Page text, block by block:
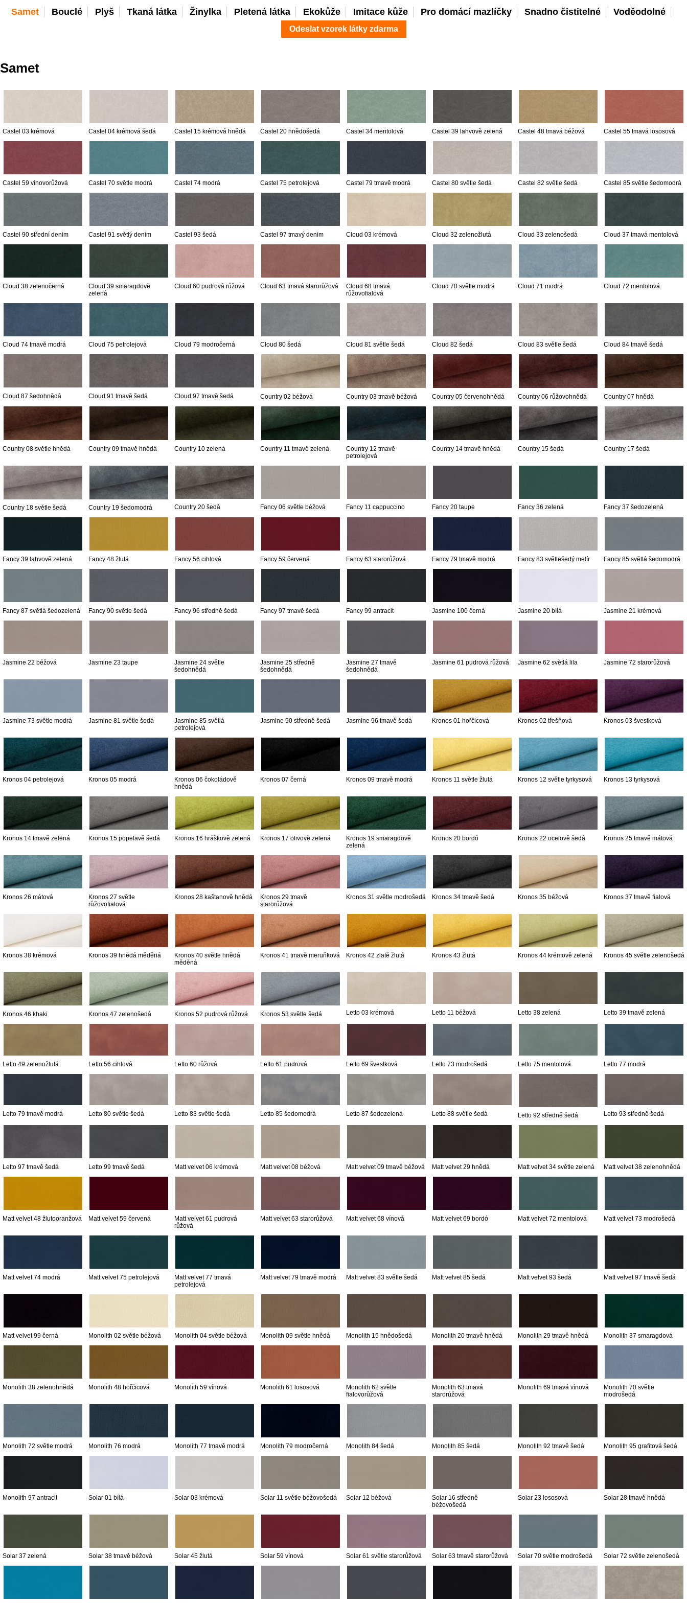
Samet Bouclé Plyš Tkaná látka Žinylka Pletená látka Ekokůže Imitace kůže Pro domácí mazlíčky Snadno čistitelné Voděodolné
Odeslat vzorek látky zdarma
Samet
Castel 03 krémová Castel 04 krémová šedá Castel 15 krémová hnědá Castel 20 hnědošedá Castel 34 mentolová Castel 39 lahvově zelená Castel 48 tmavá béžová Castel 55 tmavá lososová
Castel 59 vínovorůžová Castel 70 světle modrá Castel 74 modrá Castel 75 petrolejová Castel 79 tmavě modrá Castel 80 světle šedá Castel 82 světle šedá Castel 85 světle šedomodrá
Castel 90 střední denim Castel 91 světlý denim Castel 93 šedá Castel 97 tmavý denim Cloud 03 krémová Cloud 32 zelenožlutá Cloud 33 zelenošedá Cloud 37 tmavá mentolová
Cloud 38 zelenočerná
Cloud 39 smaragdově
zelená
Cloud 60 pudrová růžová Cloud 63 tmavá starorůžová
Cloud 68 tmavá
růžovofialová
Cloud 70 světle modrá Cloud 71 modrá Cloud 72 mentolová
Cloud 74 tmavě modrá Cloud 75 petrolejová Cloud 79 modročerná Cloud 80 šedá Cloud 81 světle šedá Cloud 82 šedá Cloud 83 světle šedá Cloud 84 tmavě šedá
Cloud 87 šedohnědá Cloud 91 tmavě šedá Cloud 97 tmavě šedá Country 02 béžová Country 03 tmavě béžová Country 05 červenohnědá Country 06 růžovohnědá Country 07 hnědá
Country 08 světle hnědá Country 09 tmavě hnědá Country 10 zelená Country 11 tmavě zelená
Country 12 tmavě
petrolejová
Country 14 tmavě hnědá Country 15 šedá Country 17 šedá
Country 18 světle šedá Country 19 šedomodrá Country 20 šedá Fancy 06 světle béžová Fancy 11 cappuccino Fancy 20 taupe Fancy 36 zelená Fancy 37 šedozelená
Fancy 39 lahvově zelená Fancy 48 žlutá Fancy 56 cihlová Fancy 59 červená Fancy 63 starorůžová Fancy 79 tmavě modrá Fancy 83 světlešedý melír Fancy 85 světlá šedomodrá
Fancy 87 světlá šedozelená Fancy 90 světle šedá Fancy 96 středně šedá Fancy 97 tmavě šedá Fancy 99 antracit Jasmine 100 černá Jasmine 20 bílá Jasmine 21 krémová
Jasmine 22 béžová Jasmine 23 taupe
Jasmine 24 světle
šedohnědá
Jasmine 25 středně
šedohnědá
Jasmine 27 tmavě
šedohnědá
Jasmine 61 pudrová růžová Jasmine 62 světlá lila Jasmine 72 starorůžová
Jasmine 73 světle modrá Jasmine 81 světle šedá
Jasmine 85 světlá
petrolejová
Jasmine 90 středně šedá Jasmine 96 tmavě šedá Kronos 01 hořčicová Kronos 02 třešňová Kronos 03 švestková
Kronos 04 petrolejová Kronos 05 modrá
Kronos 06 čokoládově
hnědá
Kronos 07 černá Kronos 09 tmavě modrá Kronos 11 světle žlutá Kronos 12 světle tyrkysová Kronos 13 tyrkysová
Kronos 14 tmavě zelená Kronos 15 popelavě šedá Kronos 16 hráškově zelená Kronos 17 olivově zelená
Kronos 19 smaragdově
zelená
Kronos 20 bordó Kronos 22 ocelově šedá Kronos 25 tmavě mátová
Kronos 26 mátová
Kronos 27 světle
růžovofialová
Kronos 28 kaštanově hnědá
Kronos 29 tmavě
starorůžová
Kronos 31 světle modrošedá Kronos 34 tmavě šedá Kronos 35 béžová Kronos 37 tmavě fialová
Kronos 38 krémová Kronos 39 hnědá měděná
Kronos 40 světle hnědá
měděná
Kronos 41 tmavě meruňková Kronos 42 zlatě žlutá Kronos 43 žlutá Kronos 44 krémově zelená Kronos 45 světle zelenošedá
Kronos 46 khaki Kronos 47 zelenošedá Kronos 52 pudrová růžová Kronos 53 světle šedá Letto 03 krémová Letto 11 béžová Letto 38 zelená Letto 39 tmavě zelená
Letto 49 zelenožlutá Letto 56 cihlová Letto 60 růžová Letto 61 pudrová Letto 69 švestková Letto 73 modrošedá Letto 75 mentolová Letto 77 modrá
Letto 79 tmavě modrá Letto 80 světle šedá Letto 83 světle šedá Letto 85 šedomodrá Letto 87 šedozelená Letto 88 světle šedá Letto 92 středně šedá Letto 93 středně šedá
Letto 97 tmavě šedá Letto 99 tmavě šedá Matt velvet 06 krémová Matt velvet 08 béžová Matt velvet 09 tmavě béžová Matt velvet 29 hnědá Matt velvet 34 světle zelená Matt velvet 38 zelenohnědá
Matt velvet 48 žlutooranžová Matt velvet 59 červená
Matt velvet 61 pudrová
růžová
Matt velvet 63 starorůžová Matt velvet 68 vínová Matt velvet 69 bordó Matt velvet 72 mentolová Matt velvet 73 modrošedá
Matt velvet 74 modrá Matt velvet 75 petrolejová
Matt velvet 77 tmavá
petrolejová
Matt velvet 79 tmavě modrá Matt velvet 83 světle šedá Matt velvet 85 šedá Matt velvet 93 šedá Matt velvet 97 tmavě šedá
Matt velvet 99 černá Monolith 02 světle béžová Monolith 04 světle béžová Monolith 09 světle hnědá Monolith 15 hnědošedá Monolith 20 tmavě hnědá Monolith 29 tmavě hnědá Monolith 37 smaragdová
Monolith 38 zelenohnědá Monolith 48 hořčicová Monolith 59 vínová Monolith 61 lososová
Monolith 62 světle
fialovorůžová
Monolith 63 tmavá
starorůžová
Monolith 69 tmavá vínová
Monolith 70 světle
modrošedá
Monolith 72 světle modrá Monolith 76 modrá Monolith 77 tmavě modrá Monolith 79 modročerná Monolith 84 šedá Monolith 85 šedá Monolith 92 tmavě šedá Monolith 95 grafitová šedá
Monolith 97 antracit Solar 01 bílá Solar 03 krémová Solar 11 světle béžovošedá Solar 12 béžová
Solar 16 středně
béžovošedá
Solar 23 lososová Solar 28 tmavě hnědá
Solar 37 zelená Solar 38 tmavě béžová Solar 45 žlutá Solar 59 vínová Solar 61 světle starorůžová Solar 63 tmavě starorůžová Solar 70 světle modrošedá Solar 72 světle zelenošedá